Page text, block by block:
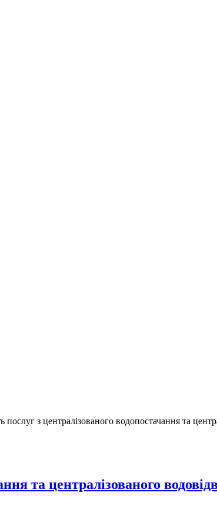
послуг з централізованого водопостачання та
та централізованого